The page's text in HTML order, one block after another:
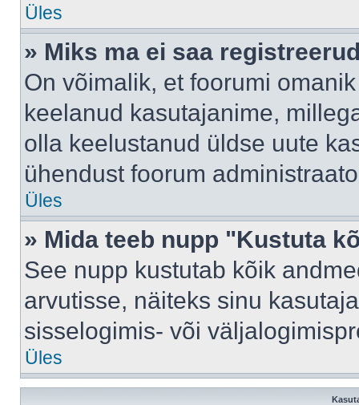
Üles
» Miks ma ei saa
On võimalik, et foorumi
keelanud kasutajanime,
olla keelustanud üldse uute
ühendust foorum
Üles
» Mida teeb nupp "Kustuta
See nupp kustutab kõik
arvutisse, näiteks sinu
sisselogimis- või
Üles